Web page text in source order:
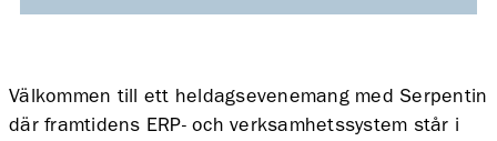
Välkommen till ett heldagsevenemang med Serpentin
där framtidens ERP- och verksamhetssystem står i